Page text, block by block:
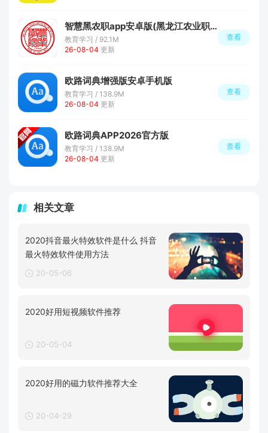
智慧黑农职app安卓版(黑龙江农业职业技术学院软件)
教育学习 / 92.1M
26-08-04 更新
查看
欧路词典增强版安卓手机版
教育学习 / 138.9M
26-08-04 更新
查看
欧路词典APP2026官方版
教育学习 / 138.9M
26-08-04 更新
查看
相关文章
2020抖音最火特效软件是什么 抖音
最火特效软件使用方法
20-05-06
2020好用短视频软件推荐
20-05-04
2020好用的磁力软件推荐大全
20-04-29